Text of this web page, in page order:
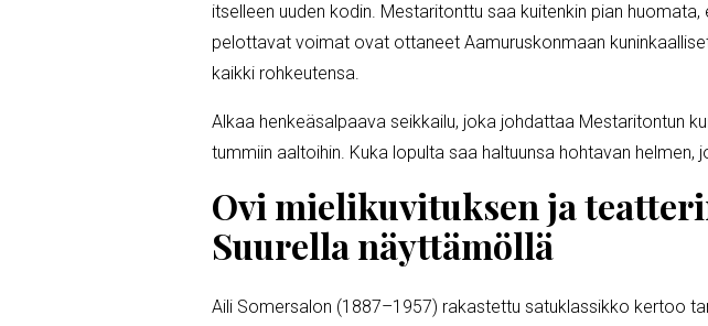
itselleen uuden kodin. Mestaritonttu saa kuitenkin pian
pelottavat voimat ovat ottaneet Aamuruskonmaan
kaikki rohkeutensa.
Alkaa henkeäsalpaava seikkailu, joka johdattaa Mestaritontun
tummiin aaltoihin. Kuka lopulta saa haltuunsa hohtavan
Ovi mielikuvituksen ja
Suurella näyttämöllä
Aili Somersalon (1887–1957) rakastettu satuklassikko kertoo